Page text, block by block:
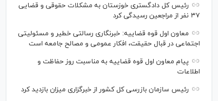
رئیس کل دادگستری خوزستان به مشکلات حقوقی و قضایی
۳۷ نفر از مراجعین رسیدگی کرد
معاون اول قوه قضاییه: خبرنگاری رسالتی خطیر و مسئولیتی
اجتماعی در قبال حقیقت، افکار عمومی و مصالح جامعه است
پیام معاون اول قوه قضاییه به مناسبت روز حفاظت و
اطلاعات
رئیس سازمان بازرسی کل کشور از خبرگزاری میزان بازدید کرد